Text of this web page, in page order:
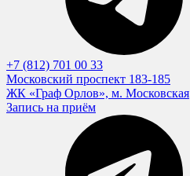
+7 (812) 701 00 33
Московский проспект 183-185
ЖК «Граф Орлов», м. Московская
Запись на приём